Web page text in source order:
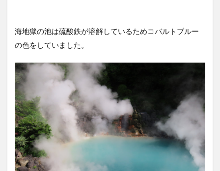
海地獄の池は硫酸鉄が溶解しているためコバルトブルー
の色をしていました。